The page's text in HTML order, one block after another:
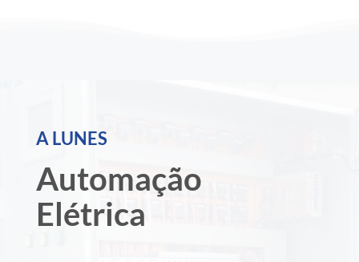
A LUNES
Automação
Elétrica